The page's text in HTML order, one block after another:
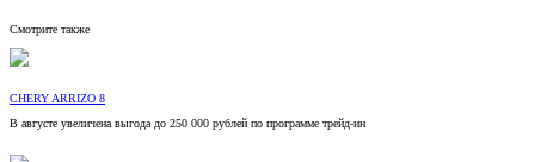
Смотрите также
CHERY ARRIZO 8
В августе увеличена выгода до 250 000 рублей по программе трейд-ин